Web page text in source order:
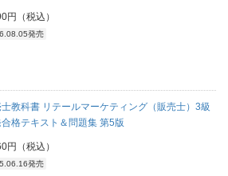
円（税込）
発売
教科書 リテールマーケティング（販売士）3級
格テキスト＆問題集 第5版
円（税込）
発売